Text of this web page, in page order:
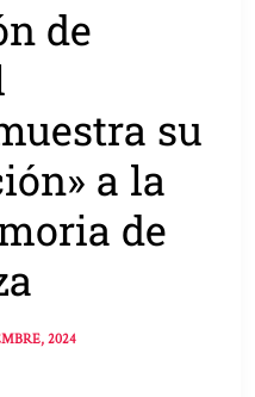
de
su
a la
de
2024